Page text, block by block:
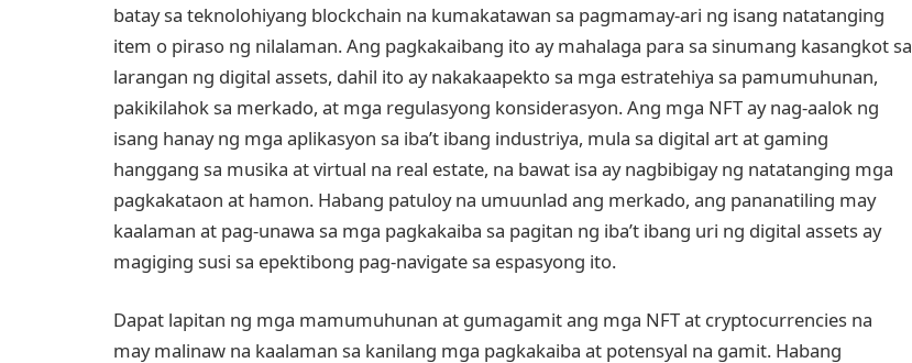
batay sa teknolohiyang blockchain na kumakatawan sa pagmamay-ari ng isang natatanging
item o piraso ng nilalaman. Ang pagkakaibang ito ay mahalaga para sa sinumang kasangkot sa
larangan ng digital assets, dahil ito ay nakakaapekto sa mga estratehiya sa pamumuhunan,
pakikilahok sa merkado, at mga regulasyong konsiderasyon. Ang mga NFT ay nag-aalok ng
isang hanay ng mga aplikasyon sa iba’t ibang industriya, mula sa digital art at gaming
hanggang sa musika at virtual na real estate, na bawat isa ay nagbibigay ng natatanging mga
pagkakataon at hamon. Habang patuloy na umuunlad ang merkado, ang pananatiling may
kaalaman at pag-unawa sa mga pagkakaiba sa pagitan ng iba’t ibang uri ng digital assets ay
magiging susi sa epektibong pag-navigate sa espasyong ito.
Dapat lapitan ng mga mamumuhunan at gumagamit ang mga NFT at cryptocurrencies na
may malinaw na kaalaman sa kanilang mga pagkakaiba at potensyal na gamit. Habang